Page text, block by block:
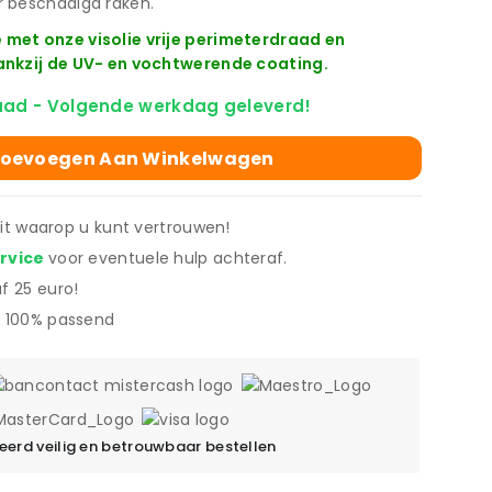
onze visolie vrije perimeterdraad en
de UV- en vochtwerende coating.
- Volgende werkdag geleverd!
Aan Winkelwagen
waarop u kunt vertrouwen!
voor eventuele hulp achteraf.
25 euro!
passend
veilig en betrouwbaar bestellen